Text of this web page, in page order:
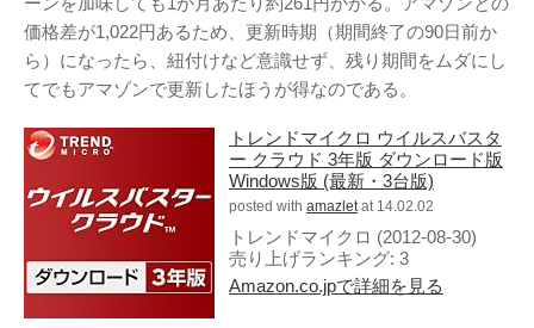
価格差が1,022円あるため、更新時期（期間終了の90日前か
ら）になったら、紐付けなど意識せず、残り期間をムダにし
てでもアマゾンで更新したほうが得なのである。
トレンドマイクロ ウイルスバスタ
ー クラウド 3年版 ダウンロード版
Windows版 (最新・3台版)
posted with amazletat 14.02.02
トレンドマイクロ (2012-08-30)
売り上げランキング: 3
Amazon.co.jpで詳細を見る